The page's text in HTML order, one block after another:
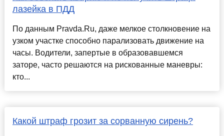
лазейка в ПДД
По данным Pravda.Ru, даже мелкое столкновение на
узком участке способно парализовать движение на
часы. Водители, запертые в образовавшемся
заторе, часто решаются на рискованные маневры:
кто...
Какой штраф грозит за сорванную сирень?